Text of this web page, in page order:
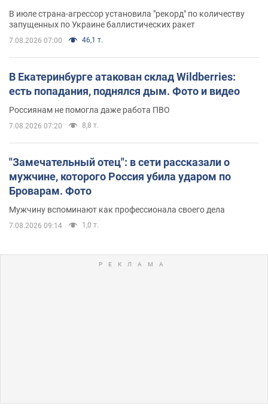
В июле страна-агрессор установила "рекорд" по количеству
запущенных по Украине баллистических ракет
7.08.2026 07:00 46,1 т.
В Екатеринбурге атакован склад Wildberries:
есть попадания, поднялся дым. Фото и видео
Россиянам не помогла даже работа ПВО
7.08.2026 07:20 8,8 т.
"Замечательный отец": в сети рассказали о
мужчине, которого Россия убила ударом по
Броварам. Фото
Мужчину вспоминают как профессионала своего дела
7.08.2026 09:14 1,0 т.